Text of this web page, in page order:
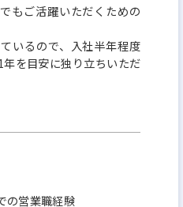
もご活躍いただくための
いるので、入社半年程度
を目安に独り立ちいただ
の営業職経験